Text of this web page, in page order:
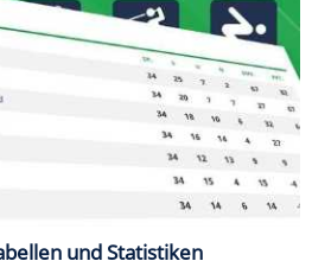
und Statistiken